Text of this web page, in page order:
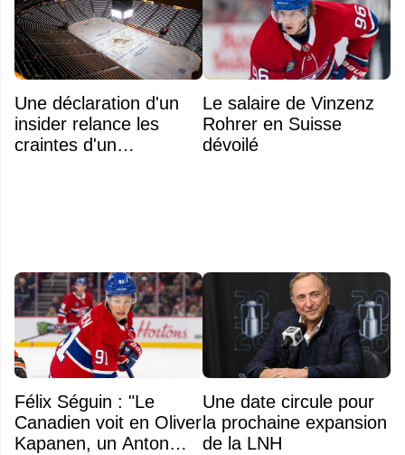
Une déclaration d'un
insider relance les
craintes d'un
Le salaire de Vinzenz
Rohrer en Suisse
dévoilé
Félix Séguin : "Le
Canadien voit en Oliver
Kapanen, un Anton
Une date circule pour
la prochaine expansion
de la LNH